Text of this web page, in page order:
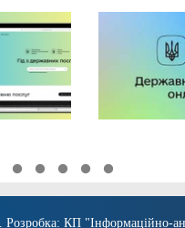
. Розробка: КП "Інформаційно-